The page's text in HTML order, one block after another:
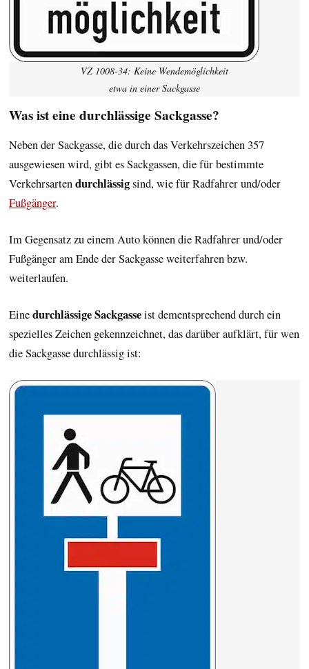
VZ 1008-34: Keine Wendemöglichkeit
etwa in einer Sackgasse
Was ist eine durchlässige Sackgasse?
Neben der Sackgasse, die durch das Verkehrszeichen 357
ausgewiesen wird, gibt es Sackgassen, die für bestimmte
Verkehrsartendurchlässigsind, wie für Radfahrer und/oder
Fußgänger.
Im Gegensatz zu einem Auto können die Radfahrer und/oder
Fußgänger am Ende der Sackgasse weiterfahren bzw.
weiterlaufen.
Einedurchlässige Sackgasseist dementsprechend durch ein
spezielles Zeichen gekennzeichnet, das darüber aufklärt, für wen
die Sackgasse durchlässig ist: